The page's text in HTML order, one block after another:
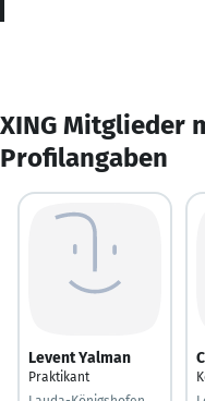
XING Mitglieder
Profilangaben
Levent Yalman
Praktikant